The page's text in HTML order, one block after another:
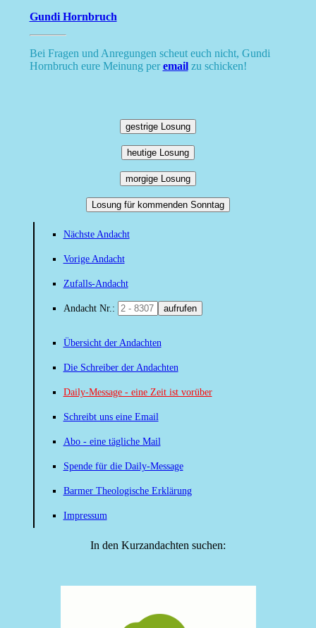
Gundi Hornbruch
Bei Fragen und Anregungen scheut euch nicht, Gundi
Hornbruch eure Meinung peremailzu schicken!
gestrige Losung
heutige Losung
morgige Losung
Losung für kommenden Sonntag
Nächste Andacht
Vorige Andacht
Zufalls-Andacht
Andacht Nr.: aufrufen
Übersicht der Andachten
Die Schreiber der Andachten
Daily-Message - eine Zeit ist vorüber
Schreibt uns eine Email
Abo - eine tägliche Mail
Spende für die Daily-Message
Barmer Theologische Erklärung
Impressum
In den Kurzandachten suchen: